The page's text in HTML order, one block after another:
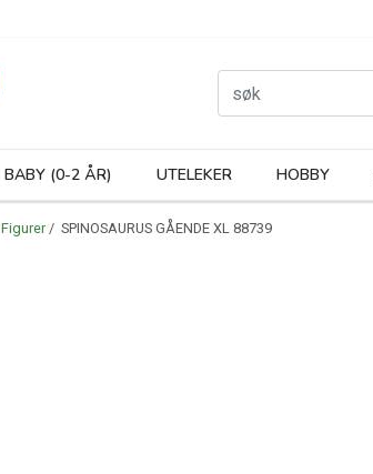
BABY (0-2 ÅR) UTELEKER HOBBY
Figurer / SPINOSAURUS GÅENDE XL 88739